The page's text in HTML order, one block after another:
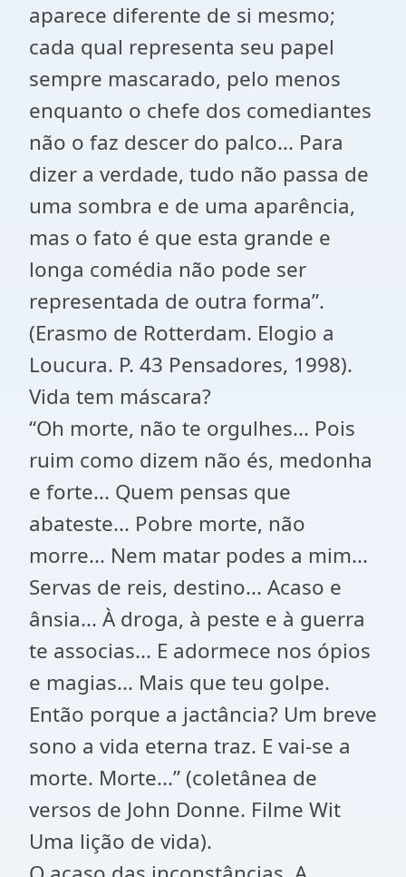
aparece diferente de si mesmo;
cada qual representa seu papel
sempre mascarado, pelo menos
enquanto o chefe dos comediantes
não o faz descer do palco... Para
dizer a verdade, tudo não passa de
uma sombra e de uma aparência,
mas o fato é que esta grande e
longa comédia não pode ser
representada de outra forma”.
(Erasmo de Rotterdam. Elogio a
Loucura. P. 43 Pensadores, 1998).
Vida tem máscara?
“Oh morte, não te orgulhes... Pois
ruim como dizem não és, medonha
e forte... Quem pensas que
abateste... Pobre morte, não
morre... Nem matar podes a mim...
Servas de reis, destino... Acaso e
ânsia... À droga, à peste e à guerra
te associas... E adormece nos ópios
e magias... Mais que teu golpe.
Então porque a jactância? Um breve
sono a vida eterna traz. E vai-se a
morte. Morte...” (coletânea de
versos de John Donne. Filme Wit
Uma lição de vida).